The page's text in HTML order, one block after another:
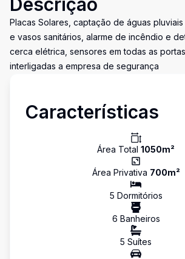
Placas Solares, captação de águas
e vasos sanitários, alarme de incêndio e
cerca elétrica, sensores em todas as
interligadas a empresa de segurança
Características
Área Total 1050m²
Área Privativa 700m²
5 Dormitórios
6 Banheiros
5 Suítes